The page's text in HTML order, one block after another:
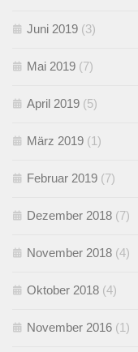
Juni 2019 (3)
Mai 2019 (7)
April 2019 (5)
März 2019 (1)
Februar 2019 (7)
Dezember 2018 (7)
November 2018 (4)
Oktober 2018 (4)
November 2016 (1)